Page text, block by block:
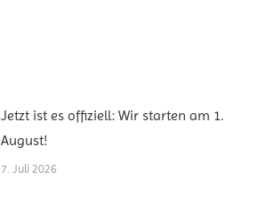
Jetzt ist es offiziell: Wir starten am 1.
August!
7. Juli 2026